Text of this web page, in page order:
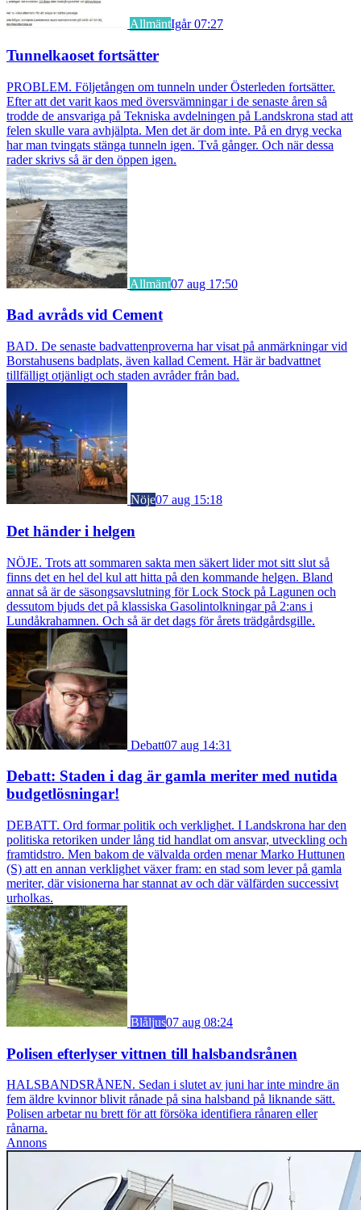
AllmäntIgår 07:27
Tunnelkaoset fortsätter
PROBLEM. Följetången om tunneln under Österleden fortsätter.
Efter att det varit kaos med översvämningar i de senaste åren så
trodde de ansvariga på Tekniska avdelningen på Landskrona stad att
felen skulle vara avhjälpta. Men det är dom inte. På en dryg vecka
har man tvingats stänga tunneln igen. Två gånger. Och när dessa
rader skrivs så är den öppen igen.
Allmänt07 aug 17:50
Bad avråds vid Cement
BAD. De senaste badvattenproverna har visat på anmärkningar vid
Borstahusens badplats, även kallad Cement. Här är badvattnet
tillfälligt otjänligt och staden avråder från bad.
Nöje07 aug 15:18
Det händer i helgen
NÖJE. Trots att sommaren sakta men säkert lider mot sitt slut så
finns det en hel del kul att hitta på den kommande helgen. Bland
annat så är de säsongsavslutning för Lock Stock på Lagunen och
dessutom bjuds det på klassiska Gasolintolkningar på 2:ans i
Lundåkrahamnen. Och så är det dags för årets trädgårdsgille.
Debatt07 aug 14:31
Debatt: Staden i dag är gamla meriter med nutida
budgetlösningar!
DEBATT. Ord formar politik och verklighet. I Landskrona har den
politiska retoriken under lång tid handlat om ansvar, utveckling och
framtidstro. Men bakom de välvalda orden menar Marko Huttunen
(S) att en annan verklighet växer fram: en stad som lever på gamla
meriter, där visionerna har stannat av och där välfärden successivt
urholkas.
Blåljus07 aug 08:24
Polisen efterlyser vittnen till halsbandsrånen
HALSBANDSRÅNEN. Sedan i slutet av juni har inte mindre än
fem äldre kvinnor blivit rånade på sina halsband på liknande sätt.
Polisen arbetar nu brett för att försöka identifiera rånaren eller
rånarna.
Annons